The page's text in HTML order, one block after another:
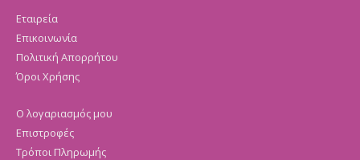
Εταιρεία
Επικοινωνία
Πολιτική Απορρήτου
Όροι Χρήσης
Ο λογαριασμός μου
Επιστροφές
Τρόποι Πληρωμής